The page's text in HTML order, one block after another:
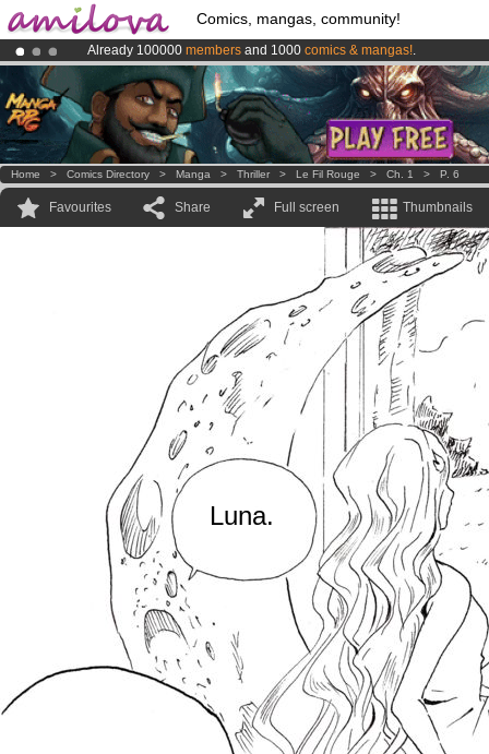
Comics, mangas, community!
Already 100000 members and 1000 comics & mangas!.
Premium membership from3.95 eurosper month !Get membership
AmilovaKickstarter is now LIVE!.
Home > Comics Directory > Manga > Thriller > Le Fil Rouge > Ch. 1 > P. 6
Favourites Share Full screen Thumbnails
Luna.